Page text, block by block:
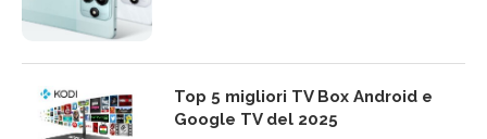
Top 5 migliori TV Box Android e
Google TV del 2025